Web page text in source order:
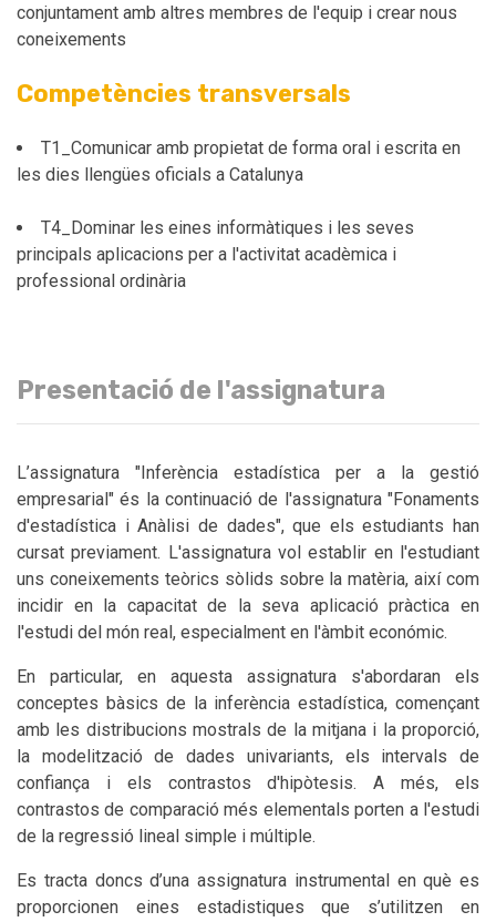
conjuntament amb altres membres de l'equip i crear nous
coneixements
Competències transversals
T1_Comunicar amb propietat de forma oral i escrita en
les dies llengües oficials a Catalunya
T4_Dominar les eines informàtiques i les seves
principals aplicacions per a l'activitat acadèmica i
professional ordinària
Presentació de l'assignatura
L’assignatura "Inferència estadística per a la gestió
empresarial" és la continuació de l'assignatura "Fonaments
d'estadística i Anàlisi de dades", que els estudiants han
cursat previament. L'assignatura vol establir en l'estudiant
uns coneixements teòrics sòlids sobre la matèria, així com
incidir en la capacitat de la seva aplicació pràctica en
l'estudi del món real, especialment en l'àmbit económic.
En particular, en aquesta assignatura s'abordaran els
conceptes bàsics de la inferència estadística, començant
amb les distribucions mostrals de la mitjana i la proporció,
la modelització de dades univariants, els intervals de
confiança i els contrastos d'hipòtesis. A més, els
contrastos de comparació més elementals porten a l'estudi
de la regressió lineal simple i múltiple.
Es tracta doncs d’una assignatura instrumental en què es
proporcionen eines estadistiques que s’utilitzen en